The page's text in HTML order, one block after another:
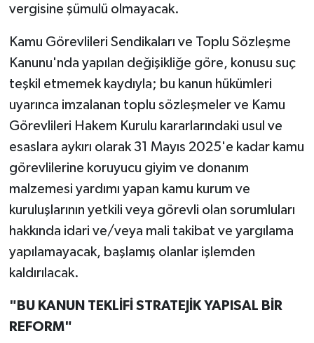
vergisine şümulü olmayacak.
Kamu Görevlileri Sendikaları ve Toplu Sözleşme
Kanunu'nda yapılan değişikliğe göre, konusu suç
teşkil etmemek kaydıyla; bu kanun hükümleri
uyarınca imzalanan toplu sözleşmeler ve Kamu
Görevlileri Hakem Kurulu kararlarındaki usul ve
esaslara aykırı olarak 31 Mayıs 2025'e kadar kamu
görevlilerine koruyucu giyim ve donanım
malzemesi yardımı yapan kamu kurum ve
kuruluşlarının yetkili veya görevli olan sorumluları
hakkında idari ve/veya mali takibat ve yargılama
yapılamayacak, başlamış olanlar işlemden
kaldırılacak.
"BU KANUN TEKLİFİ STRATEJİK YAPISAL BİR
REFORM"